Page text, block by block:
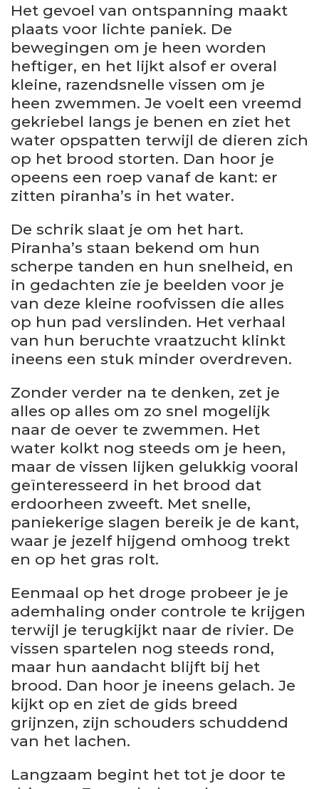
Het gevoel van ontspanning maakt
plaats voor lichte paniek. De
bewegingen om je heen worden
heftiger, en het lijkt alsof er overal
kleine, razendsnelle vissen om je
heen zwemmen. Je voelt een vreemd
gekriebel langs je benen en ziet het
water opspatten terwijl de dieren zich
op het brood storten. Dan hoor je
opeens een roep vanaf de kant: er
zitten piranha’s in het water.
De schrik slaat je om het hart.
Piranha’s staan bekend om hun
scherpe tanden en hun snelheid, en
in gedachten zie je beelden voor je
van deze kleine roofvissen die alles
op hun pad verslinden. Het verhaal
van hun beruchte vraatzucht klinkt
ineens een stuk minder overdreven.
Zonder verder na te denken, zet je
alles op alles om zo snel mogelijk
naar de oever te zwemmen. Het
water kolkt nog steeds om je heen,
maar de vissen lijken gelukkig vooral
geïnteresseerd in het brood dat
erdoorheen zweeft. Met snelle,
paniekerige slagen bereik je de kant,
waar je jezelf hijgend omhoog trekt
en op het gras rolt.
Eenmaal op het droge probeer je je
ademhaling onder controle te krijgen
terwijl je terugkijkt naar de rivier. De
vissen spartelen nog steeds rond,
maar hun aandacht blijft bij het
brood. Dan hoor je ineens gelach. Je
kijkt op en ziet de gids breed
grijnzen, zijn schouders schuddend
van het lachen.
Langzaam begint het tot je door te